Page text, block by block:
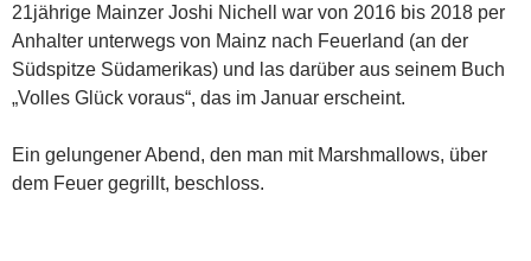
21jährige Mainzer Joshi Nichell war von 2016 bis 2018 per
Anhalter unterwegs von Mainz nach Feuerland (an der
Südspitze Südamerikas) und las darüber aus seinem Buch
„Volles Glück voraus“, das im Januar erscheint.
Ein gelungener Abend, den man mit Marshmallows, über
dem Feuer gegrillt, beschloss.